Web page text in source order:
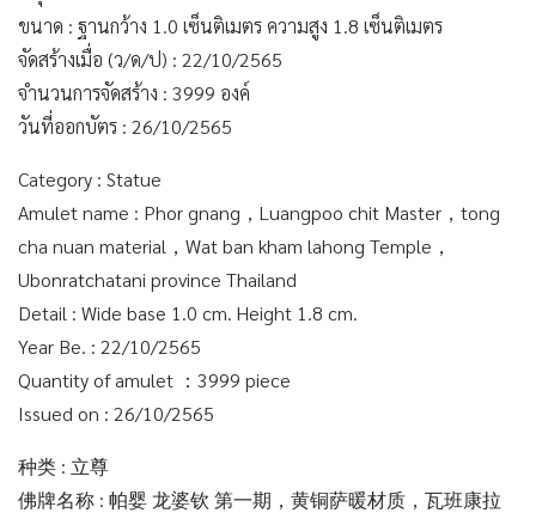
ขนาด : ฐานกว้าง 1.0 เซ็นติเมตร ความสูง 1.8 เซ็นติเมตร
จัดสร้างเมื่อ (ว/ด/ป) : 22/10/2565
จำนวนการจัดสร้าง : 3999 องค์
วันที่ออกบัตร : 26/10/2565
Category : Statue
Amulet name : Phor gnang，Luangpoo chit Master，tong
cha nuan material，Wat ban kham lahong Temple，
Ubonratchatani province Thailand
Detail : Wide base 1.0 cm. Height 1.8 cm.
Year Be. : 22/10/2565
Quantity of amulet ：3999 piece
Issued on : 26/10/2565
种类 : 立尊
佛牌名称 : 帕婴 龙婆钦 第一期，黄铜萨暖材质，瓦班康拉